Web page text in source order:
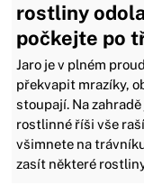
rostliny
počkejte po
Jaro je v plném
překvapit mrazíky,
stoupají. Na
rostlinné říši vše
všimnete na
zasít některé